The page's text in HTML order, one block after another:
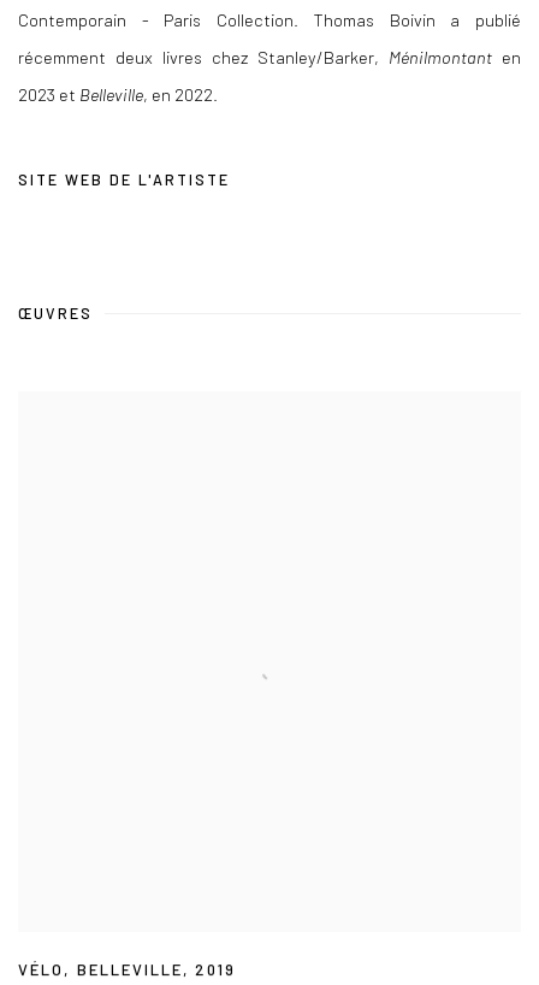
Contemporain - Paris Collection. Thomas Boivin a publié
récemment deux livres chez Stanley/Barker, Ménilmontant en
2023 et Belleville , en 2022.
SITE WEB DE L'ARTISTE
ŒUVRES
VÉLO , BELLEVILLE,2019